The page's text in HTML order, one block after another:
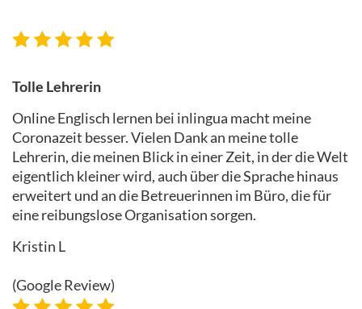
Tolle Lehrerin
Online Englisch lernen bei inlingua macht meine
Coronazeit besser. Vielen Dank an meine tolle
Lehrerin, die meinen Blick in einer Zeit, in der die Welt
eigentlich kleiner wird, auch über die Sprache hinaus
erweitert und an die Betreuerinnen im Büro, die für
eine reibungslose Organisation sorgen.
Kristin L
(Google Review)